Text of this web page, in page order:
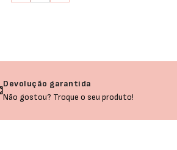
garantida
gostou? Troque o seu produto!